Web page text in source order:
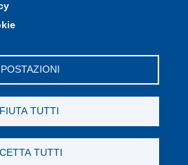
TUTTI
TUTTI